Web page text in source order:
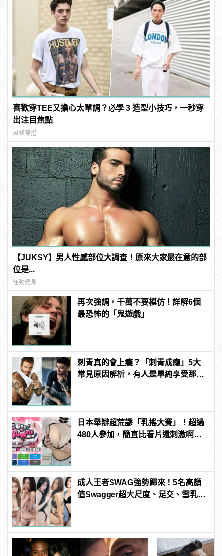
喜歡穿TEE又擔心太單調？必學 3 造型小技巧，一秒穿
出注目焦點
風格穿搭
【JUKSY】男人性感部位大調查！原來大家最在意的部
位是...
運動健身
再次強調，千萬不要模仿！詳解6個
最恐怖的「鬼遊戲」
刺青真的會上癮？「刺青成癮」5大
常見原因解析，有人是單純享受那種
日本舉辦超荒謬「乳搖大賽」！超過
480人參加，簡直比看片還刺激啊！ |
成人王者SWAG強勢歸來！5名高顏
值Swagger超大尺度、足交、雪乳、